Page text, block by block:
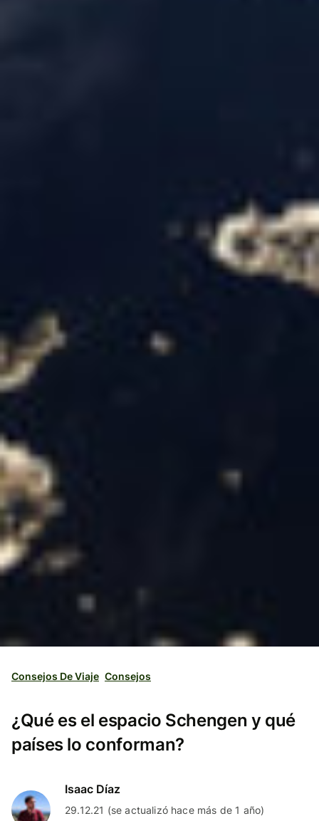
Consejos De Viaje Consejos
¿Qué es el espacio Schengen y qué
países lo conforman?
Isaac Díaz
29.12.21 (se actualizó hace más de 1 año)